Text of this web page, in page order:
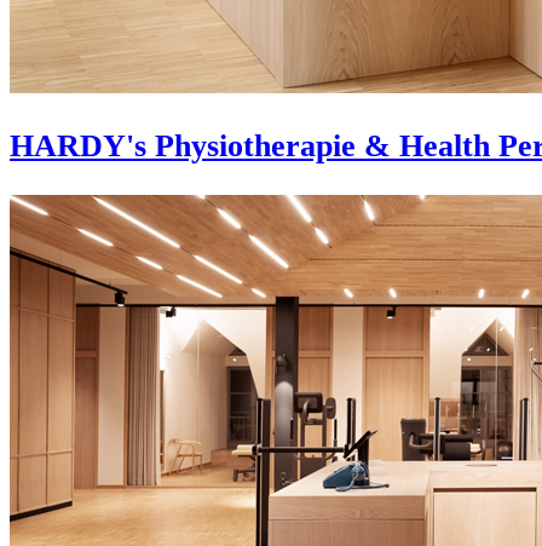
HARDY's Physiotherapie & Health